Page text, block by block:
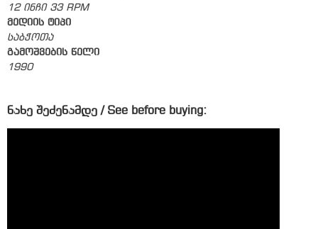
12 ინჩი 33 RPM
მედიის ტიპი
საბჭოთა
გამოშვების წელი
1990
ნახე შეძენამდე / See before buying: